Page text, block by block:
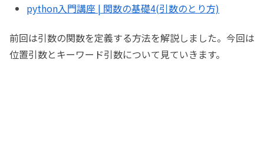
python入門講座 | 関数の基礎4(引数のとり方)
前回は引数の関数を定義する方法を解説しました。今回は
位置引数とキーワード引数について見ていきます。